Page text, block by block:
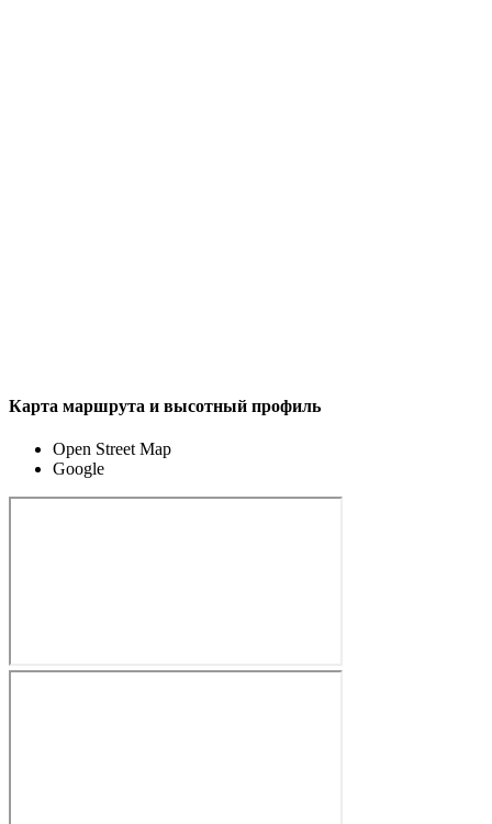
Карта маршрута и высотный профиль
Open Street Map
Google